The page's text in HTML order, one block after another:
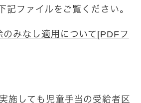
記ファイルをご覧ください。
のみなし適用について[PDFフ
施しても児童手当の受給者区